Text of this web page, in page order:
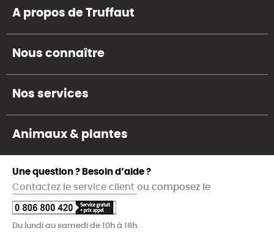
A propos de Truffaut
Nous connaître
Nos services
Animaux & plantes
Une question ? Besoin d’aide ?
Contactez le service client ou composez le
Du lundi au samedi de 10h à 18h.